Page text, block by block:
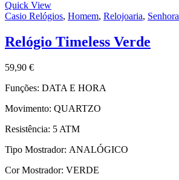
Quick View
Casio Relógios, Homem, Relojoaria, Senhora
Relógio Timeless Verde
59,90 €
Funções: DATA E HORA
Movimento: QUARTZO
Resistência: 5 ATM
Tipo Mostrador: ANALÓGICO
Cor Mostrador: VERDE